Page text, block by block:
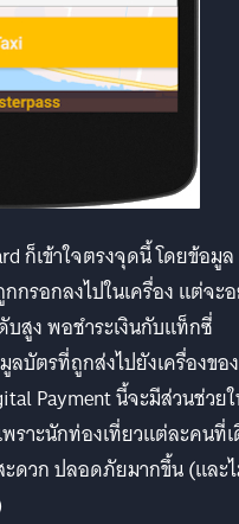
ก็เข้าใจตรงจุดนี้ โดยข้อมูล
กรอกลงไปในเครื่อง แต่จะ
บสูง พอชำระเงินกับแท็กซี่
ลบัตรที่ถูกส่งไปยังเครื่องของ
Payment นี้จะมีส่วนช่วย
ราะนักท่องเที่ยวแต่ละคนที่
ดวก ปลอดภัยมากขึ้น (และ